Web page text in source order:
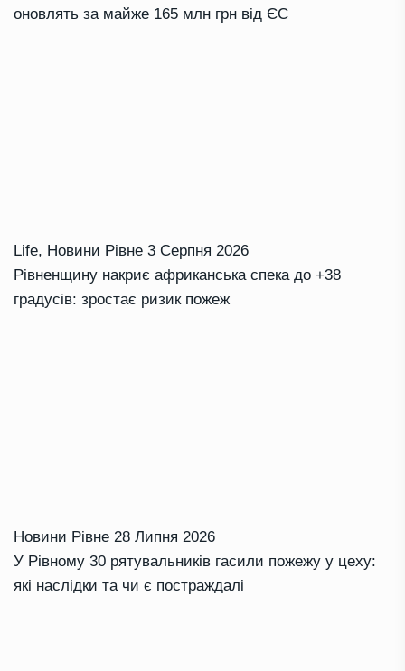
оновлять за майже 165 млн грн від ЄС
Life, Новини Рівне 3 Серпня 2026
Рівненщину накриє африканська спека до +38
градусів: зростає ризик пожеж
Новини Рівне 28 Липня 2026
У Рівному 30 рятувальників гасили пожежу у цеху:
які наслідки та чи є постраждалі